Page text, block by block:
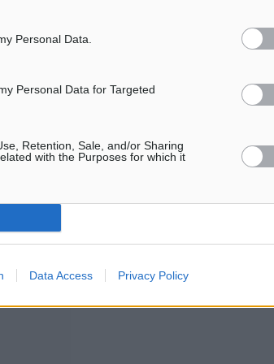
Personal Data.
Personal Data for Targeted
Retention, Sale, and/or Sharing
with the Purposes for which it
Data Access Privacy Policy
τηρούν
Για την μερική αναπαραγωγή της
είδησης από άλλες ιστοσελίδες
παρακάτω παρεχόμενου
άρθρο της Δημοκρατικής.